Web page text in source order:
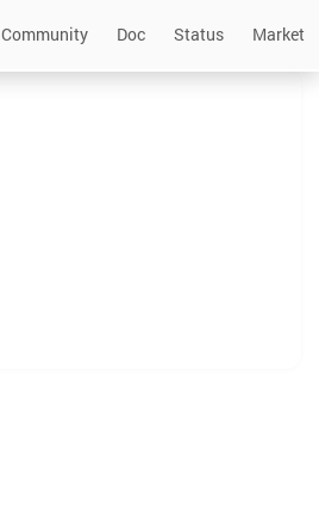
Community Doc Status Market